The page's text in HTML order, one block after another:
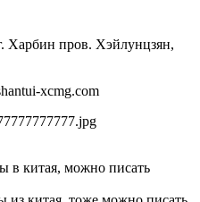
Харбин пров. Хэйлунцзян,
xcmg.com
в китая, можно писать